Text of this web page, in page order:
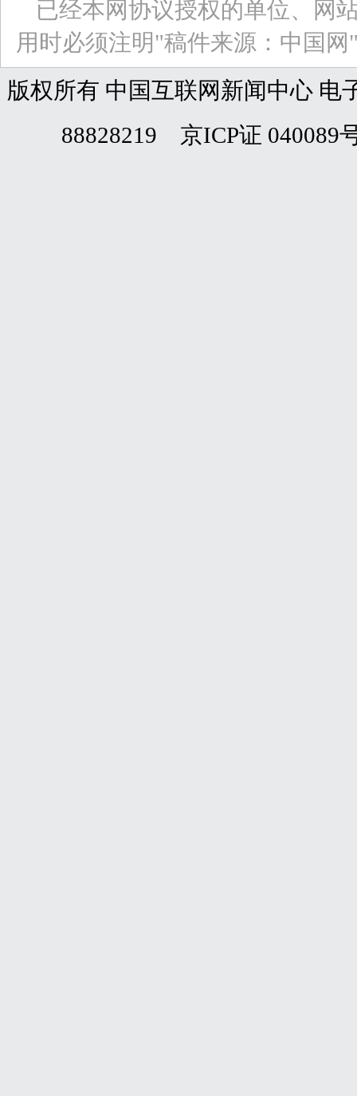
已经本网协议授权的单位、网
用时必须注明"稿件来源：中国
版权所有 中国互联网新闻中心 电
88828219 京ICP证 040089